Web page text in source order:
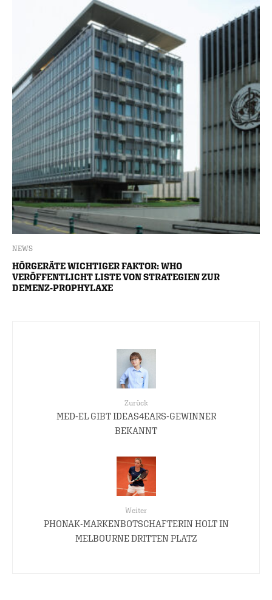
NEWS
HÖRGERÄTE WICHTIGER FAKTOR: WHO
VERÖFFENTLICHT LISTE VON STRATEGIEN ZUR
DEMENZ-PROPHYLAXE
Zurück
MED-EL GIBT IDEAS4EARS-GEWINNER
BEKANNT
Weiter
PHONAK-MARKENBOTSCHAFTERIN HOLT IN
MELBOURNE DRITTEN PLATZ